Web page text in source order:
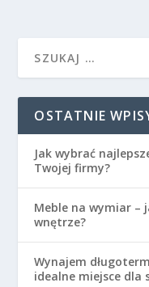
OSTATNIE
Jak wybrać
Twojej firmy?
Meble na wymiar –
wnętrze?
Wynajem
idealne miejsce dla